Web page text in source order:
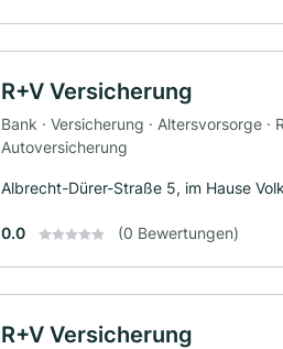
R+V Versicherung
Bank · Versicherung · Altersvorsorge
Autoversicherung
Albrecht-Dürer-Straße 5, im Hause
0.0 (0 Bewertungen)
R+V Versicherung